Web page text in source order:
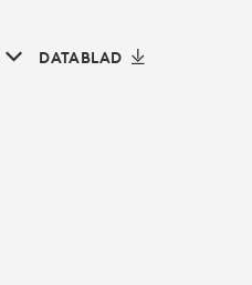
DATABLAD